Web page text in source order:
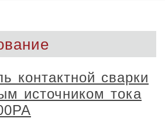
контактной сварки
источником тока